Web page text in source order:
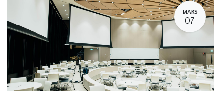
MARS
07